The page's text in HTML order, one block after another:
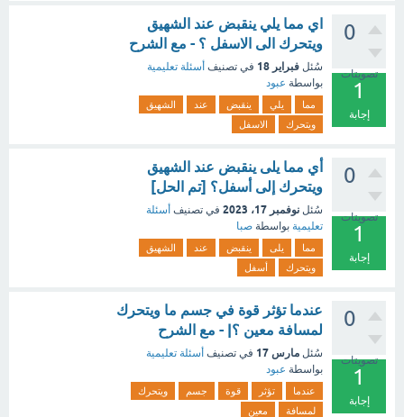
0
تصويتات
1
إجابة
اي مما يلي ينقبض عند الشهيق
ويتحرك الى الاسفل ؟ - مع الشرح
سُئل فبراير 18 في تصنيف أسئلة تعليمية
بواسطة عبود
مما يلي ينقبض عند
الشهيق
ويتحرك
الاسفل
0
تصويتات
1
إجابة
أي مما يلى ينقبض عند الشهيق
ويتحرك إلى أسفل؟ [تم الحل]
سُئل نوفمبر 17، 2023 في تصنيف أسئلة
تعليمية بواسطة صبا
مما يلى ينقبض عند
الشهيق
ويتحرك
أسفل
0
تصويتات
1
إجابة
عندما تؤثر قوة في جسم ما ويتحرك
لمسافة معين ؟| - مع الشرح
سُئل مارس 17 في تصنيف أسئلة تعليمية
بواسطة عبود
عندما تؤثر قوة جسم
ويتحرك
لمسافة
معين